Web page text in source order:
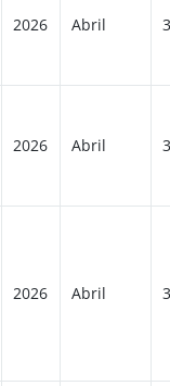
2026 Abril
2026 Abril
2026 Abril